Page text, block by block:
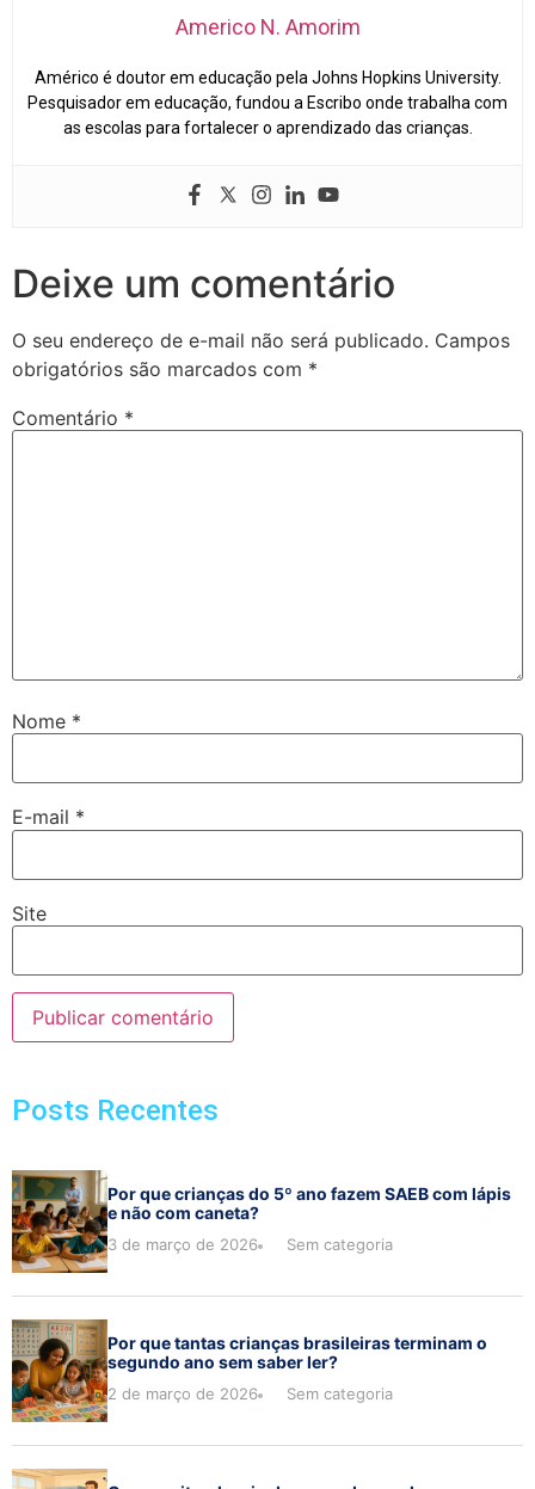
Americo N. Amorim
Américo é doutor em educação pela Johns Hopkins University.
Pesquisador em educação, fundou a Escribo onde trabalha com
as escolas para fortalecer o aprendizado das crianças.
Deixe um comentário
O seu endereço de e-mail não será publicado. Campos
obrigatórios são marcados com *
Comentário *
Nome *
E-mail *
Site
Posts Recentes
Por que crianças do 5º ano fazem SAEB com lápis
e não com caneta?
3 de março de 2026 Sem categoria
Por que tantas crianças brasileiras terminam o
segundo ano sem saber ler?
2 de março de 2026 Sem categoria